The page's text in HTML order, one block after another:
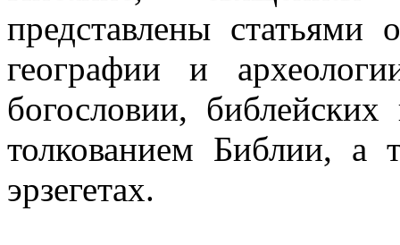
представлены
географии и
богословии,
толкованием Библии, а
эрзегетах.